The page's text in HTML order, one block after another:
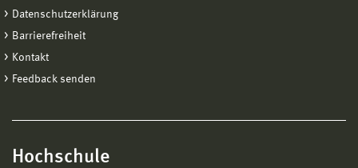
Datenschutzerklärung
Barrierefreiheit
Kontakt
Feedback senden
Hochschule